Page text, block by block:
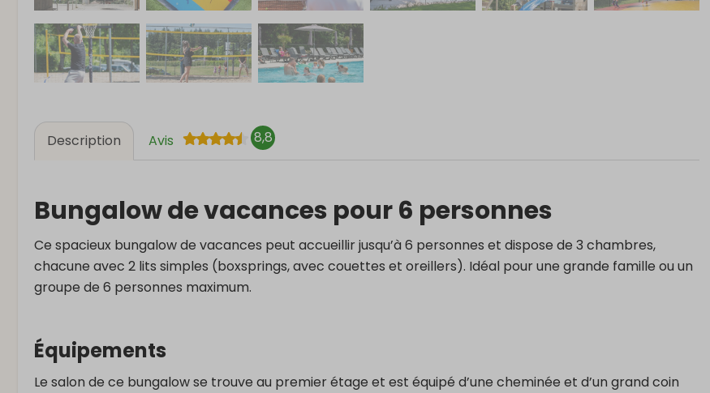
Description Avis 8,8
Bungalow de vacances pour 6 personnes
Ce spacieux bungalow de vacances peut accueillir jusqu’à 6 personnes et dispose de 3 chambres,
chacune avec 2 lits simples (boxsprings, avec couettes et oreillers). Idéal pour une grande famille ou un
groupe de 6 personnes maximum.
Équipements
Le salon de ce bungalow se trouve au premier étage et est équipé d’une cheminée et d’un grand coin